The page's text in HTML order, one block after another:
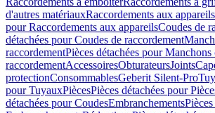
d'autres matériauxRaccordements aux appareils
pour Raccordements aux appareilsCoudes de
détachées pour Coudes de raccordement
raccordementPièces détachées pour Manchons
raccordementAccessoiresObturateursJoints
protectionConsommablesGeberit Silent-Pro
pour TuyauxPiècesPièces détachées pour
détachées pour CoudesEmbranchements